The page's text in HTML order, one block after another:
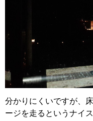
分かりにくいですが、
ージを走るというナイ